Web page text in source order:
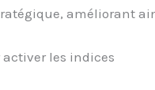
améliorant
les indices